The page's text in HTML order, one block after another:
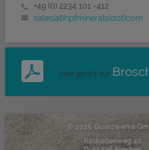
+49 (0) 2234 101 -412
sales(at)hpfminerals(dot)com
Hier geht's zur
© 2026 Quarzwerke
Kaskadenweg 40